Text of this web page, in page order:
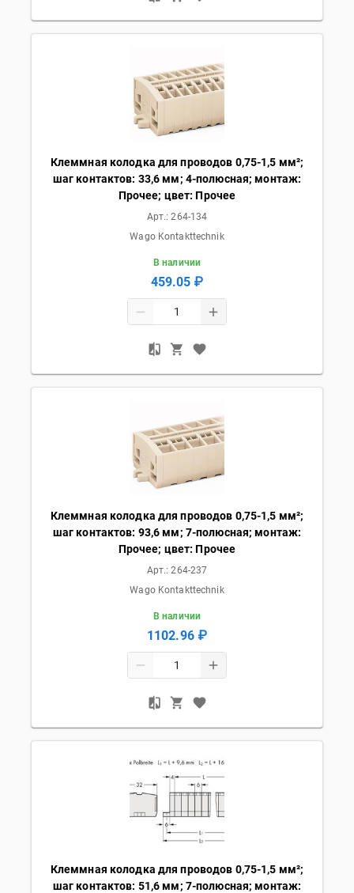
Клеммная колодка для проводов 0,75-1,5 мм²;
шаг контактов: 33,6 мм; 4-полюсная; монтаж:
Прочее; цвет: Прочее
Арт.:264-134
Wago Kontakttechnik
В наличии
459.05 ₽
Клеммная колодка для проводов 0,75-1,5 мм²;
шаг контактов: 93,6 мм; 7-полюсная; монтаж:
Прочее; цвет: Прочее
Арт.:264-237
Wago Kontakttechnik
В наличии
1102.96 ₽
Клеммная колодка для проводов 0,75-1,5 мм²;
шаг контактов: 51,6 мм; 7-полюсная; монтаж: